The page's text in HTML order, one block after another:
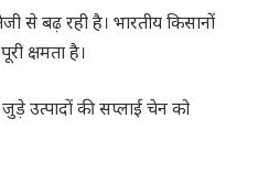
से बढ़ रही है। भारतीय किसानों
क्षमता है।
उत्पादों की सप्लाई चेन को